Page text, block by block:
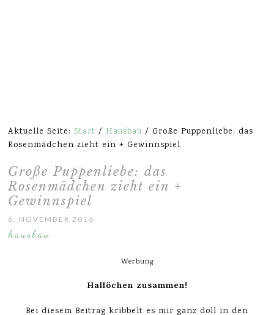
Aktuelle Seite:Start / Hausbau / Große Puppenliebe: das
Rosenmädchen zieht ein + Gewinnspiel
Große Puppenliebe: das
Rosenmädchen zieht ein +
Gewinnspiel
6. NOVEMBER 2016
hausbau
Werbung
Hallöchen zusammen!
Bei diesem Beitrag kribbelt es mir ganz doll in den